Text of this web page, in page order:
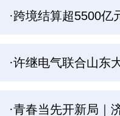
·跨境结算超5500
·许继电气联合山东
·青春当先开新局｜